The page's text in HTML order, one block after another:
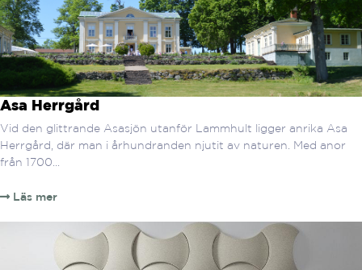
Asa Herrgård
Vid den glittrande Asasjön utanför Lammhult ligger anrika Asa
Herrgård, där man i århundranden njutit av naturen. Med anor
från 1700...
Läs mer